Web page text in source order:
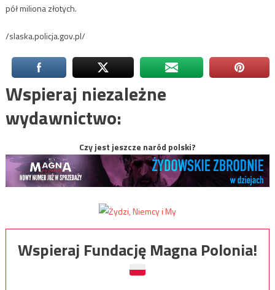
pół miliona złotych.
/slaska.policja.gov.pl/
Wspieraj niezależne
wydawnictwo:
Czy jest jeszcze naród polski?
Wspieraj Fundację Magna Polonia!